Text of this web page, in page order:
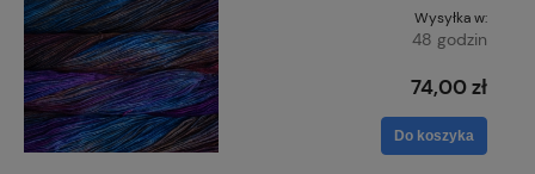
Wysyłka w:
48 godzin
74,00 zł
Do koszyka